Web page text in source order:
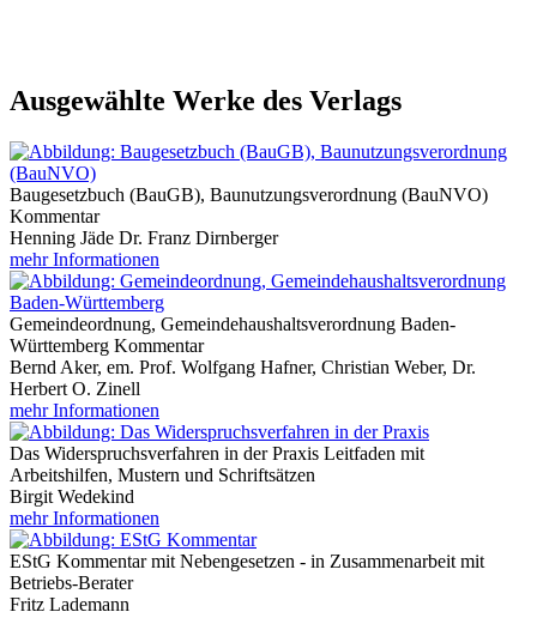
Ausgewählte Werke des Verlags
Baugesetzbuch (BauGB), Baunutzungsverordnung (BauNVO)
Kommentar
Henning Jäde Dr. Franz Dirnberger
mehr Informationen
Gemeindeordnung, Gemeindehaushaltsverordnung Baden-
Württemberg Kommentar
Bernd Aker, em. Prof. Wolfgang Hafner, Christian Weber, Dr.
Herbert O. Zinell
mehr Informationen
Das Widerspruchsverfahren in der Praxis Leitfaden mit
Arbeitshilfen, Mustern und Schriftsätzen
Birgit Wedekind
mehr Informationen
EStG Kommentar mit Nebengesetzen - in Zusammenarbeit mit
Betriebs-Berater
Fritz Lademann